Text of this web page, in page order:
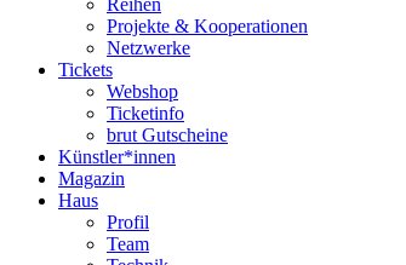
Reihen
Projekte & Kooperationen
Netzwerke
Tickets
Webshop
Ticketinfo
brut Gutscheine
Künstler*innen
Magazin
Haus
Profil
Team